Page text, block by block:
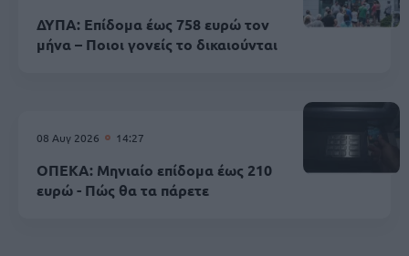
ΔΥΠΑ: Επίδομα έως 758 ευρώ τον
μήνα – Ποιοι γονείς το δικαιούνται
08 Αυγ 2026 14:27
ΟΠΕΚΑ: Μηνιαίο επίδομα έως 210
ευρώ - Πώς θα τα πάρετε